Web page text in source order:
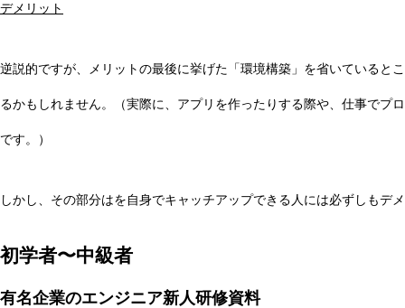
デメリット
逆説的ですが、メリットの最後に挙げた「環境構築」を省いていると
るかもしれません。（実際に、アプリを作ったりする際や、仕事でプ
です。）
しかし、その部分はを自身でキャッチアップできる人には必ずしもデ
初学者〜中級者
有名企業のエンジニア新人研修資料